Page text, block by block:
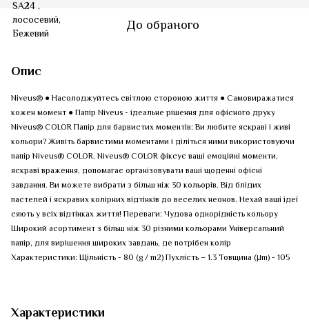
До обраного
Опис
Niveus® ● Насолоджуйтесь світлою стороною життя ● Самовиражатися
кожен момент ● Папір Niveus - ідеальне рішення для офісного друку
Niveus® COLOR Папір для барвистих моментів: Ви любите яскраві і живі
кольори? Живіть барвистими моментами і діліться ними використовуючи
папір Niveus® COLOR. Niveus® COLOR фіксує ваші емоційні моменти,
яскраві враження, допомагає організовувати ваші щоденні офісні
завдання. Ви можете вибрати з більш ніж 30 кольорів. Від блідих
пастелей і яскравих колірних відтінків до веселих неонов. Нехай ваші ідеї
сяють у всіх відтінках життя! Переваги: Чудова однорідність кольору
Широкий асортимент з більш ніж 30 різними кольорами Універсальний
папір, для вирішення широких завдань, де потрібен колір
Характеристики: Щільність - 80 (g / m2) Пухлість – 1.3 Товщина (μm) - 105
Характеристики